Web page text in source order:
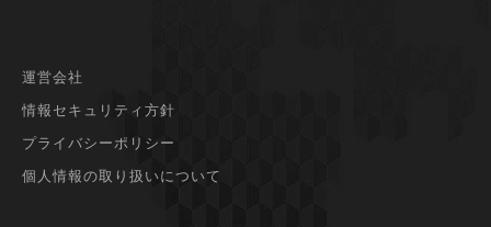
運営会社
情報セキュリティ方針
プライバシーポリシー
個人情報の取り扱いについて